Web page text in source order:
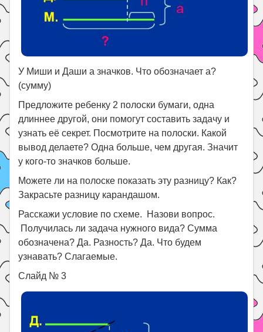
У Миши и Даши а значков. Что обозначает а?
(сумму)
Предложите ребенку 2 полоски бумаги, одна
длиннее другой, они помогут составить задачу и
узнать её секрет. Посмотрите на полоски. Какой
вывод делаете? Одна больше, чем другая. Значит
у кого-то значков больше.
Можете ли на полоске показать эту разницу? Как?
Закрасьте разницу карандашом.
Расскажи условие по схеме. Назови вопрос.
Получилась ли задача нужного вида? Cумма
обозначена? Да. Разность? Да. Что будем
узнавать? Слагаемые.
Слайд № 3